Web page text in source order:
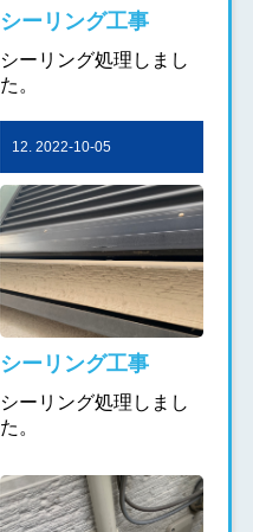
シーリング工事
シーリング処理しまし
た。
12. 2022-10-05
シーリング工事
シーリング処理しまし
た。